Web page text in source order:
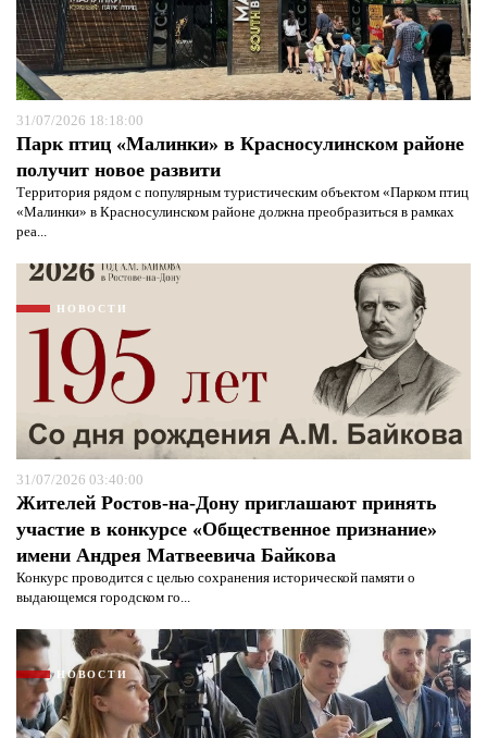
31/07/2026 18:18:00
Парк птиц «Малинки» в Красносулинском районе
получит новое развити
Территория рядом с популярным туристическим объектом «Парком птиц
«Малинки» в Красносулинском районе должна преобразиться в рамках
реа...
НОВОСТИ
31/07/2026 03:40:00
Жителей Ростов-на-Дону приглашают принять
участие в конкурсе «Общественное признание»
имени Андрея Матвеевича Байкова
Конкурс проводится с целью сохранения исторической памяти о
выдающемся городском го...
НОВОСТИ
Я согласен сполитикой конфиденциальности и
защиты информации*
Я согласен сполитикой конфиденциальности и
защиты информации*